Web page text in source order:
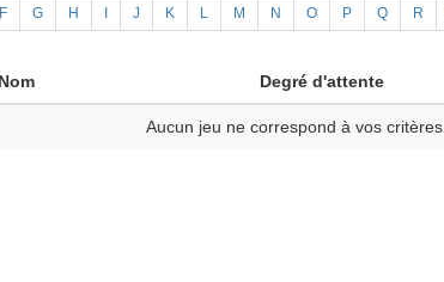
F G H J K L M N O P Q R
Nom Degré d'attente
Aucun jeu ne correspond à vos critères.